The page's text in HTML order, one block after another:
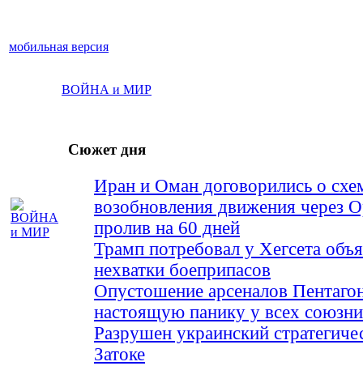
мобильная версия
ВОЙНА и МИР
Сюжет дня
Иран и Оман договорились о
возобновления движения через
пролив на 60 дней
Трамп потребовал у Хегсета
нехватки боеприпасов
Опустошение арсеналов
настоящую панику у всех
Разрушен украинский
Затоке